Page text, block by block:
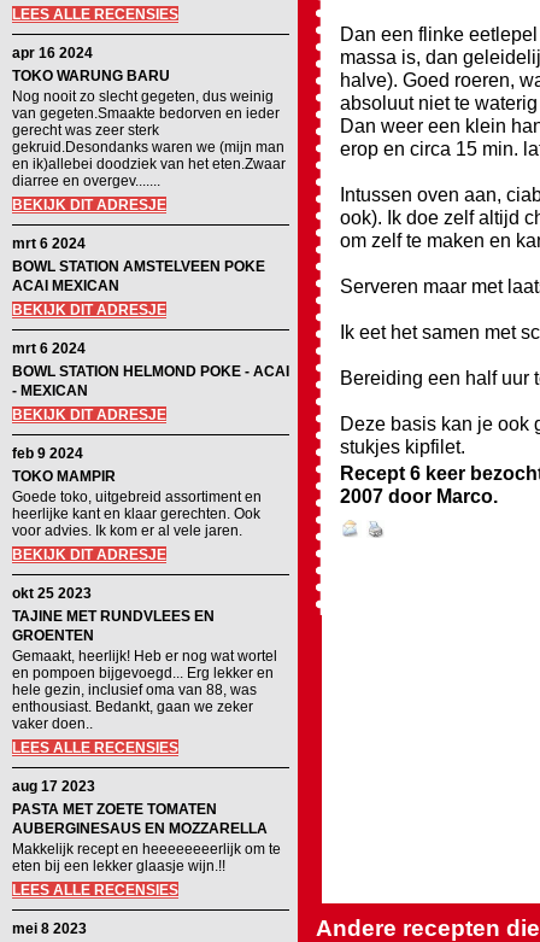
LEES ALLE RECENSIES
apr 16 2024
TOKO WARUNG BARU
Nog nooit zo slecht gegeten, dus weinig
van gegeten.Smaakte bedorven en ieder
gerecht was zeer sterk
gekruid.Desondanks waren we (mijn man
en ik)allebei doodziek van het eten.Zwaar
diarree en overgev.......
BEKIJK DIT ADRESJE
mrt 6 2024
BOWL STATION AMSTELVEEN POKE
ACAI MEXICAN
BEKIJK DIT ADRESJE
mrt 6 2024
BOWL STATION HELMOND POKE - ACAI
- MEXICAN
BEKIJK DIT ADRESJE
feb 9 2024
TOKO MAMPIR
Goede toko, uitgebreid assortiment en
heerlijke kant en klaar gerechten. Ook
voor advies. Ik kom er al vele jaren.
BEKIJK DIT ADRESJE
okt 25 2023
TAJINE MET RUNDVLEES EN
GROENTEN
Gemaakt, heerlijk! Heb er nog wat wortel
en pompoen bijgevoegd... Erg lekker en
hele gezin, inclusief oma van 88, was
enthousiast. Bedankt, gaan we zeker
vaker doen..
LEES ALLE RECENSIES
aug 17 2023
PASTA MET ZOETE TOMATEN
AUBERGINESAUS EN MOZZARELLA
Makkelijk recept en heeeeeeeerlijk om te
eten bij een lekker glaasje wijn.!!
LEES ALLE RECENSIES
mei 8 2023
Dan een flinke
massa is, dan
halve). Goed roeren,
absoluut niet te
Dan weer een klein
erop en circa 15 min.
Intussen oven aan,
ook). Ik doe zelf altijd
om zelf te maken en
Serveren maar met
Ik eet het samen met
Bereiding een half uur
Deze basis kan je ook
stukjes kipfilet.
Recept 6 keer
2007 door Marco.
Andere recepten